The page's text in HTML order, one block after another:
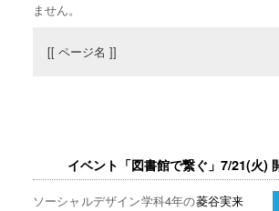
ません。
[[ ページ名 ]]
イベント「図書館で繋ぐ」7/21(火)
ソーシャルデザイン学科4年の菱谷実来